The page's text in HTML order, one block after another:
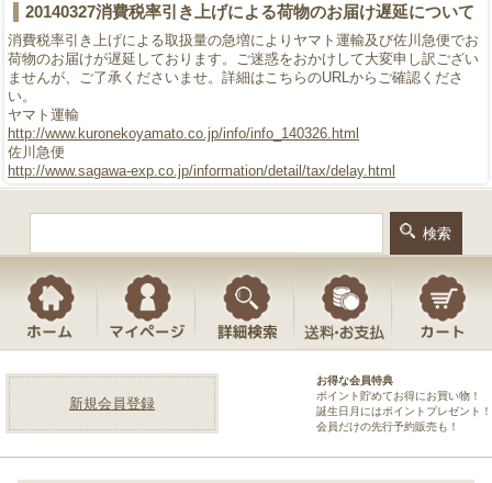
20140327消費税率引き上げによる荷物のお届け遅延について
消費税率引き上げによる取扱量の急増によりヤマト運輸及び佐川急便でお
荷物のお届けが遅延しております。ご迷惑をおかけして大変申し訳ござい
ませんが、ご了承くださいませ。詳細はこちらのURLからご確認くださ
い。
ヤマト運輸
http://www.kuronekoyamato.co.jp/info/info_140326.html
佐川急便
http://www.sagawa-exp.co.jp/information/detail/tax/delay.html
新規会員登録
お得な会員特典
ポイント貯めてお得にお買い物！
誕生日月にはポイントプレゼント！
会員だけの先行予約販売も！